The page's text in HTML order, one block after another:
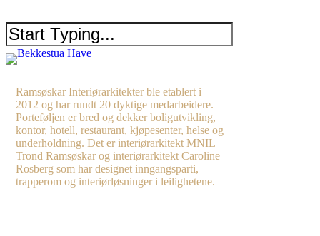
to
main
content
Close
Search
Menu
Ramsøskar Interiørarkitekter ble etablert i
2012 og har rundt 20 dyktige medarbeidere.
Porteføljen er bred og dekker boligutvikling,
kontor, hotell, restaurant, kjøpesenter, helse og
underholdning. Det er interiørarkitekt MNIL
Trond Ramsøskar og interiørarkitekt Caroline
Rosberg som har designet inngangsparti,
trapperom og interiørløsninger i leilighetene.